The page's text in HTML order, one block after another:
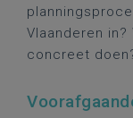
Vlaanderen
concreet